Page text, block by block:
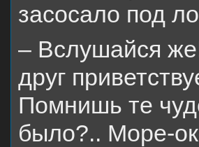
засосало под
– Вслушайся
друг
Помнишь те
было?.. Море-